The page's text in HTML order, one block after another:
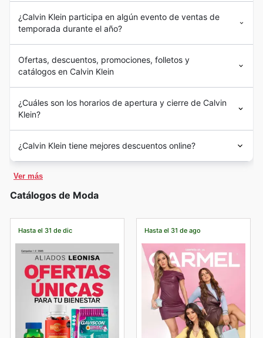
¿Calvin Klein participa en algún evento de ventas de
temporada durante el año?
Ofertas, descuentos, promociones, folletos y
catálogos en Calvin Klein
¿Cuáles son los horarios de apertura y cierre de Calvin
Klein?
¿Calvin Klein tiene mejores descuentos online?
Ver más
Catálogos de Moda
Hasta el 31 de dic Hasta el 31 de ago